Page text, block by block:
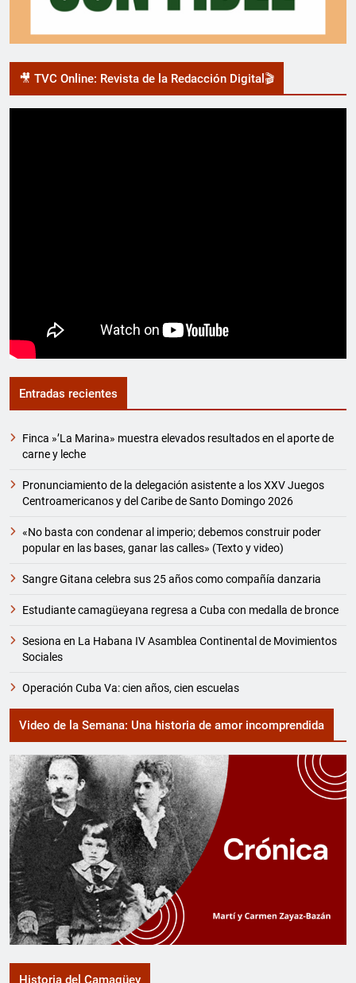
🎥 TVC Online: Revista de la Redacción Digital🎬
Entradas recientes
Finca »’La Marina» muestra elevados resultados en el aporte de
carne y leche
Pronunciamiento de la delegación asistente a los XXV Juegos
Centroamericanos y del Caribe de Santo Domingo 2026
«No basta con condenar al imperio; debemos construir poder
popular en las bases, ganar las calles» (Texto y video)
Sangre Gitana celebra sus 25 años como compañía danzaria
Estudiante camagüeyana regresa a Cuba con medalla de bronce
Sesiona en La Habana IV Asamblea Continental de Movimientos
Sociales
Operación Cuba Va: cien años, cien escuelas
Video de la Semana: Una historia de amor incomprendida
Historia del Camagüey